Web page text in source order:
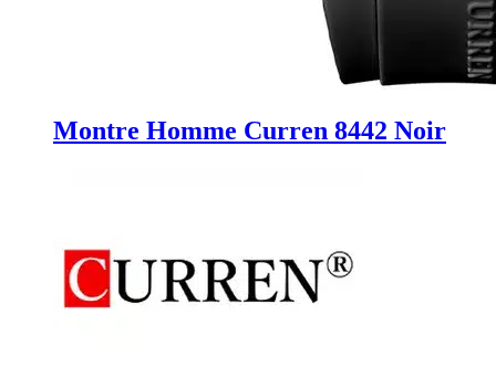
Montre Homme Curren 8442 Noir